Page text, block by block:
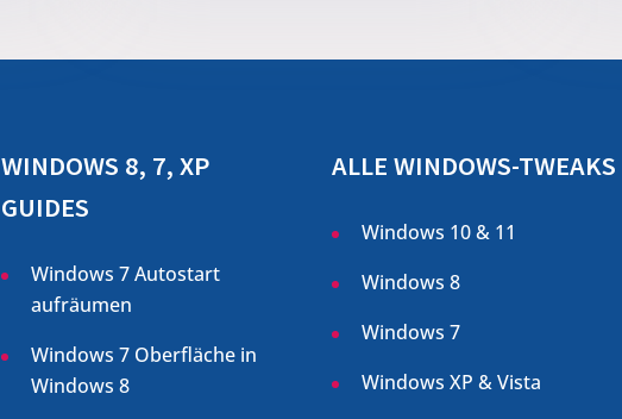
WINDOWS 8, 7, XP
GUIDES
Windows 7 Autostart
aufräumen
Windows 7 Oberfläche in
Windows 8
ALLE WINDOWS-TWEAKS
Windows 10 & 11
Windows 8
Windows 7
Windows XP & Vista